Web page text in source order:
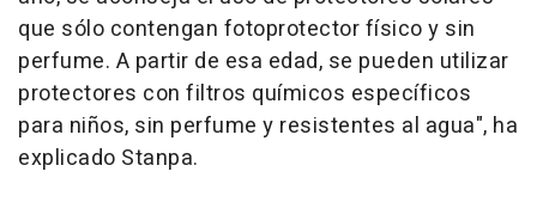
que sólo contengan fotoprotector físico y sin
perfume. A partir de esa edad, se pueden utilizar
protectores con filtros químicos específicos
para niños, sin perfume y resistentes al agua", ha
explicado Stanpa.